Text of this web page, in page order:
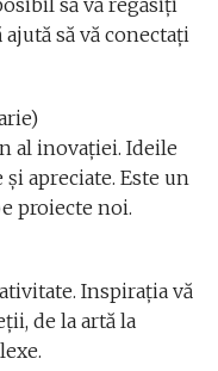
să vă conectați
al inovației. Ideile
apreciate. Este un
proiecte noi.
Inspirația vă
de la artă la